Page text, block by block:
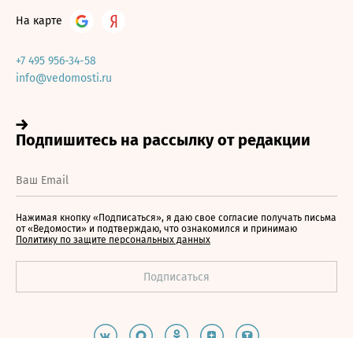
На карте
+7 495 956-34-58
info@vedomosti.ru
Нажимая кнопку «Подписаться», я даю свое согласие получать письма
от «Ведомости» и подтверждаю, что ознакомился и принимаю
Политику по защите персональных данных